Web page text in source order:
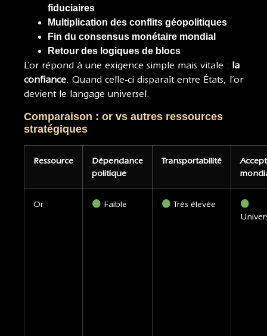
fiduciaires
Multiplication des conflits géopolitiques
Fin du consensus monétaire mondial
Retour des logiques de blocs
L’or répond à une exigence simple mais vitale : la
confiance. Quand celle-ci disparaît entre États, l’or
devient le langage universel.
Comparaison : or vs autres ressources
stratégiques
Ressource
Dépendance
politique
Transportabilité
Or Faible
Très élevée